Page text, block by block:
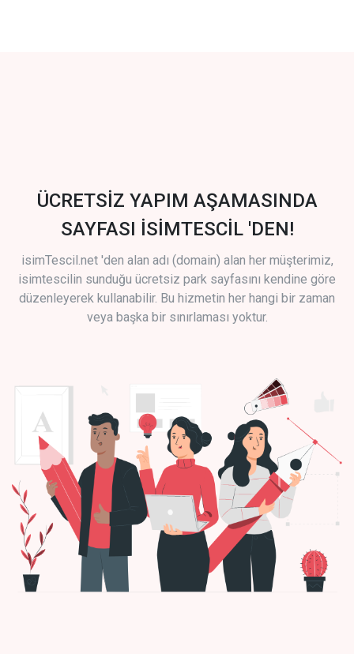
ÜCRETSİZ YAPIM AŞAMASINDA
SAYFASI İSİMTESCİL 'DEN!
isimTescil.net 'den alan adı (domain) alan her müşterimiz,
isimtescilin sunduğu ücretsiz park sayfasını kendine göre
düzenleyerek kullanabilir. Bu hizmetin her hangi bir zaman
veya başka bir sınırlaması yoktur.